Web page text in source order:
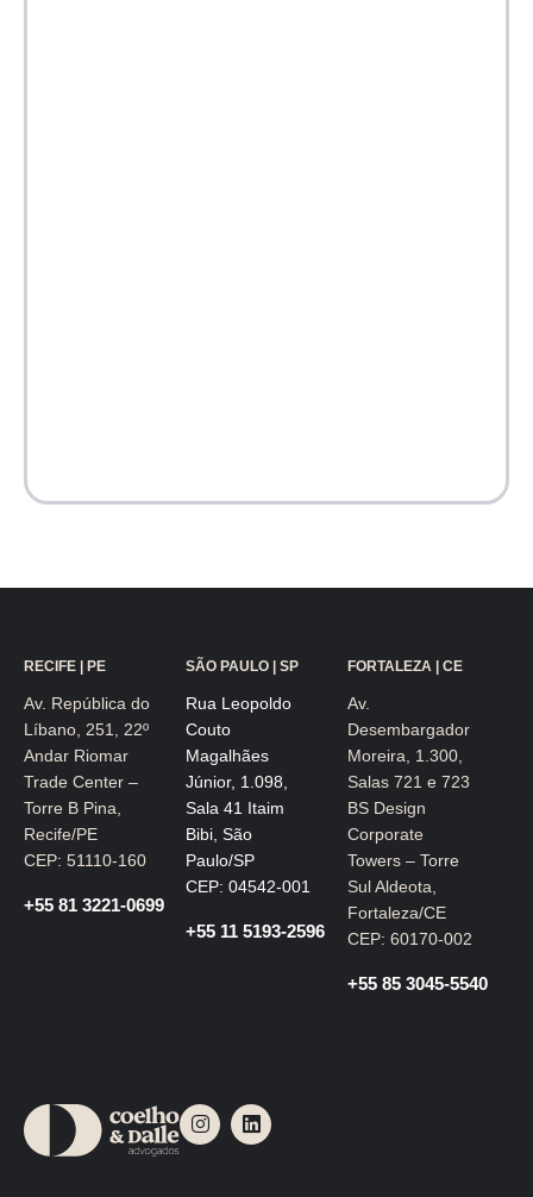
RECIFE | PE
Av. República do
Líbano, 251, 22º
Andar Riomar
Trade Center –
Torre B Pina,
Recife/PE
CEP: 51110-160
+55 81 3221-0699
SÃO PAULO | SP
Rua Leopoldo
Couto
Magalhães
Júnior, 1.098,
Sala 41 Itaim
Bibi, São
Paulo/SP
CEP: 04542-001
+55 11 5193-2596
FORTALEZA | CE
Av.
Desembargador
Moreira, 1.300,
Salas 721 e 723
BS Design
Corporate
Towers – Torre
Sul Aldeota,
Fortaleza/CE
CEP: 60170-002
+55 85 3045-5540
I
n
s
L
i
n